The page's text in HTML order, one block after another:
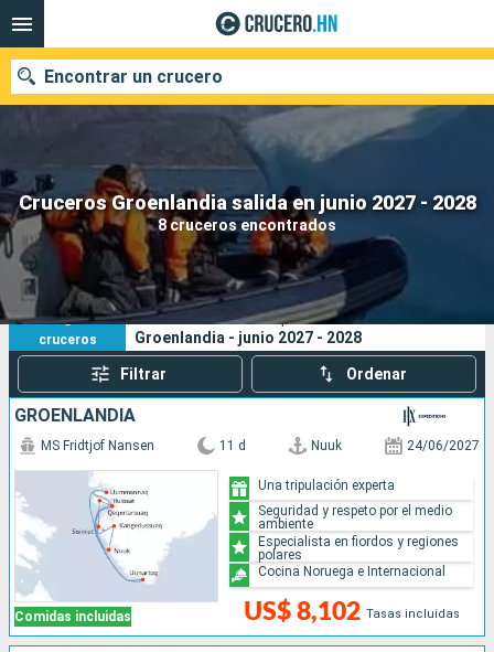
Cruceros Groenlandia salida en junio 2027 - 2028
8 cruceros encontrados
Encontrar un crucero
Nuestros destinos
Fecha de salida
Puertos Compañías
Buscar
8
cruceros
Sus criterios de búsqueda:
Groenlandia - junio 2027 - 2028
Filtrar Ordenar
GROENLANDIA
Comidas incluidas
MS Fridtjof Nansen 11 d Nuuk 24/06/2027
US$ 8,102 Tasas incluidas
Una tripulación experta
Seguridad y respeto por el medio
ambiente
Especialista en fiordos y regiones
polares
Cocina Noruega e Internacional